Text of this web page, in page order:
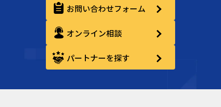
お問い合わせフォーム
オンライン相談
パートナーを探す